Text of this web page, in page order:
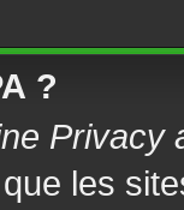
?
Privacy
les